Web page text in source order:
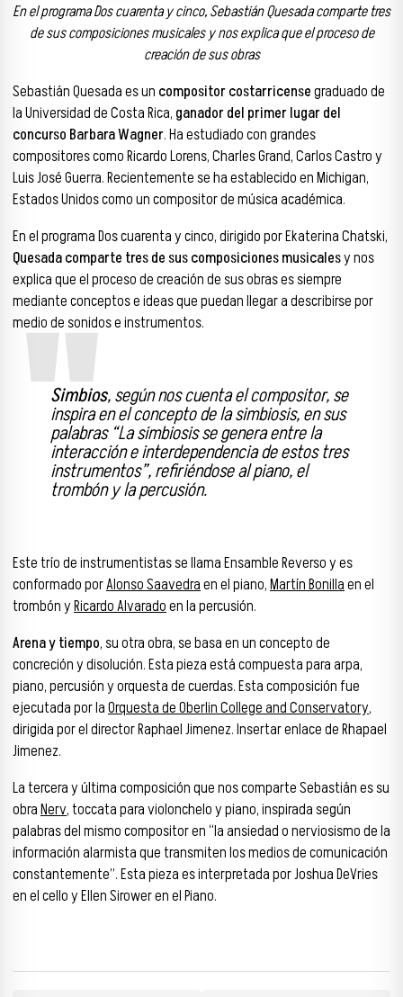
En el programa Dos cuarenta y cinco, Sebastián Quesada comparte tres
de sus composiciones musicales y nos explica que el proceso de
creación de sus obras
Sebastián Quesada es un compositor costarricensegraduado de
la Universidad de Costa Rica, ganador del primer lugar del
concurso Barbara Wagner. Ha estudiado con grandes
compositores como Ricardo Lorens, Charles Grand, Carlos Castro y
Luis José Guerra. Recientemente se ha establecido en Michigan,
Estados Unidos como un compositor de música académica.
En el programa Dos cuarenta y cinco, dirigido por Ekaterina Chatski,
Quesada comparte tres de sus composiciones musicalesy nos
explica que el proceso de creación de sus obras es siempre
mediante conceptos e ideas que puedan llegar a describirse por
medio de sonidos e instrumentos.
Simbios, según nos cuenta el compositor, se
inspira en el concepto de la simbiosis, en sus
palabras “La simbiosis se genera entre la
interacción e interdependencia de estos tres
instrumentos”, refiriéndose al piano, el
trombón y la percusión.
Este trío de instrumentistas se llama Ensamble Reverso y es
conformado porAlonso Saavedraen el piano,Martín Bonillaen el
trombón yRicardo Alvaradoen la percusión.
Arena y tiempo, su otra obra, se basa en un concepto de
concreción y disolución. Esta pieza está compuesta para arpa,
piano, percusión y orquesta de cuerdas. Esta composición fue
ejecutada por laOrquesta de Oberlin College and Conservatory,
dirigida por el director Raphael Jimenez. Insertar enlace de Rhapael
Jimenez.
La tercera y última composición que nos comparte Sebastián es su
obraNerv, toccata para violonchelo y piano, inspirada según
palabras del mismo compositor en “la ansiedad o nerviosismo de la
información alarmista que transmiten los medios de comunicación
constantemente”. Esta pieza es interpretada por Joshua DeVries
en el cello y Ellen Sirower en el Piano.